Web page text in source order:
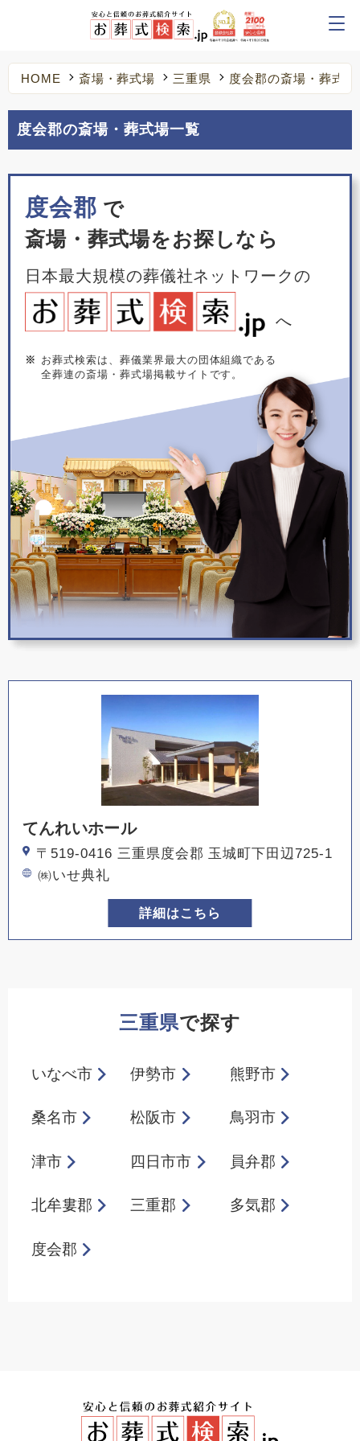
HOME 斎場・葬式場 三重県 度会郡の斎場・葬式場
度会郡の斎場・葬式場一覧
度会郡 で
斎場・葬式場をお探しなら
日本最大規模の葬儀社ネットワークの
へ
※
お葬式検索は、葬儀業界最大の団体組織である
全葬連の斎場・葬式場掲載サイトです。
てんれいホール
〒519-0416 三重県度会郡 玉城町下田辺725-1
㈱いせ典礼
詳細はこちら
三重県で探す
いなべ市 伊勢市 熊野市
桑名市 松阪市 鳥羽市
津市 四日市市 員弁郡
北牟婁郡 三重郡 多気郡
度会郡